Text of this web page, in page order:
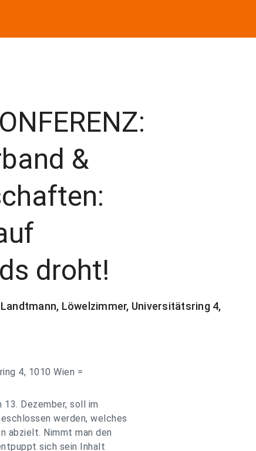
&
droht!
Löwelzimmer, Universitätsring 4,
4, 1010 Wien =
13. Dezember, soll im
werden, welches
abzielt. Nimmt man den
sich sein Inhalt